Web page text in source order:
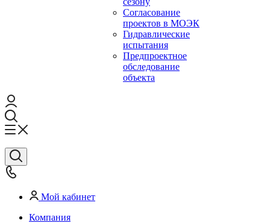
Согласование
проектов в МОЭК
Гидравлические
испытания
Предпроектное
обследование
объекта
Мой кабинет
Компания